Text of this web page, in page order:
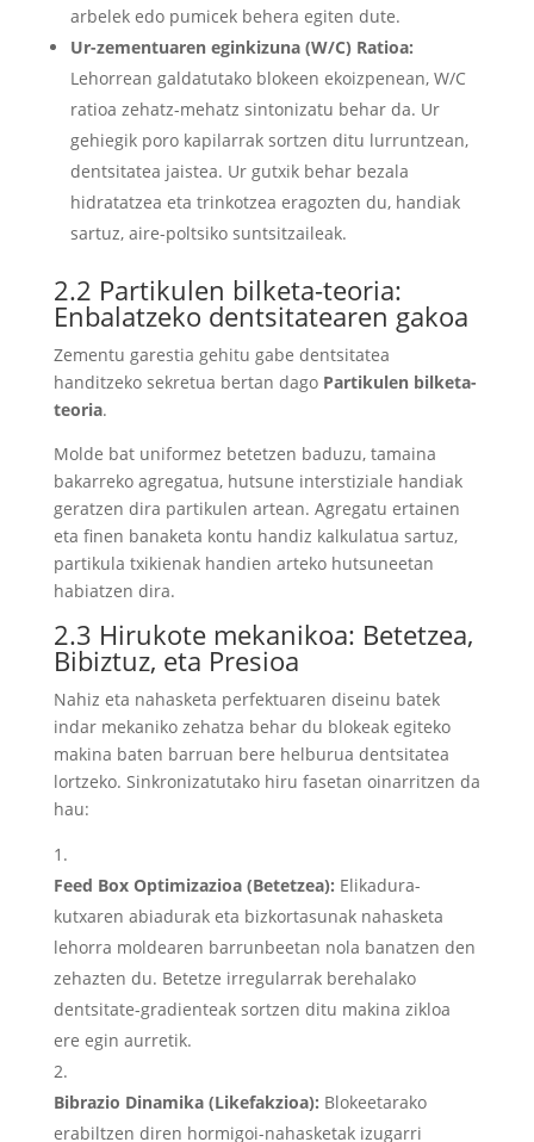
arbelek edo pumicek behera egiten dute.
Ur-zementuaren eginkizuna (W/C) Ratioa:
Lehorrean galdatutako blokeen ekoizpenean, W/C
ratioa zehatz-mehatz sintonizatu behar da. Ur
gehiegik poro kapilarrak sortzen ditu lurruntzean,
dentsitatea jaistea. Ur gutxik behar bezala
hidratatzea eta trinkotzea eragozten du, handiak
sartuz, aire-poltsiko suntsitzaileak.
2.2 Partikulen bilketa-teoria:
Enbalatzeko dentsitatearen gakoa
Zementu garestia gehitu gabe dentsitatea
handitzeko sekretua bertan dago Partikulen bilketa-
teoria.
Molde bat uniformez betetzen baduzu, tamaina
bakarreko agregatua, hutsune interstiziale handiak
geratzen dira partikulen artean. Agregatu ertainen
eta finen banaketa kontu handiz kalkulatua sartuz,
partikula txikienak handien arteko hutsuneetan
habiatzen dira.
2.3 Hirukote mekanikoa: Betetzea,
Bibiztuz, eta Presioa
Nahiz eta nahasketa perfektuaren diseinu batek
indar mekaniko zehatza behar du blokeak egiteko
makina baten barruan bere helburua dentsitatea
lortzeko. Sinkronizatutako hiru fasetan oinarritzen da
hau:
Feed Box Optimizazioa (Betetzea): Elikadura-
kutxaren abiadurak eta bizkortasunak nahasketa
lehorra moldearen barrunbeetan nola banatzen den
zehazten du. Betetze irregularrak berehalako
dentsitate-gradienteak sortzen ditu makina zikloa
ere egin aurretik.
Bibrazio Dinamika (Likefakzioa): Blokeetarako
erabiltzen diren hormigoi-nahasketak izugarri